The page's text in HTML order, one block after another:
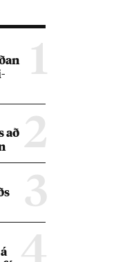
1
2
að
3
4